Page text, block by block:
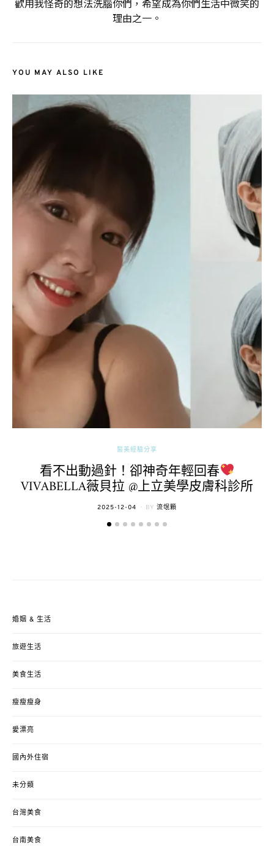
歡用我怪奇的想法洗腦你們，希望成為你們生活中微笑的
理由之一。
YOU MAY ALSO LIKE
醫美經驗分享
看不出動過針！卻神奇年輕回春
VIVABELLA薇貝拉 @上立美學皮膚科診所
POSTED
2025-12-04 BY 流氓顆
婚姻 & 生活
旅遊生活
美食生活
瘦瘦瘦身
愛漂亮
國內外住宿
未分類
台灣美食
台南美食